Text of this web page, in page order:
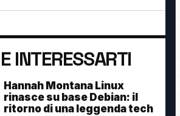
INTERESSARTI
Hannah Montana Linux
rinasce su base Debian: il
ritorno di una leggenda tech